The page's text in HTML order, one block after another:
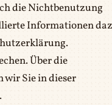
die Nichtbenutzung
Informationen
Über die
Sie in dieser